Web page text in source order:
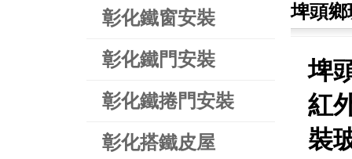
彰化鐵窗安裝
彰化鐵門安裝
彰化鐵捲門安裝
彰化搭鐵皮屋
埤頭
埤
紅
裝